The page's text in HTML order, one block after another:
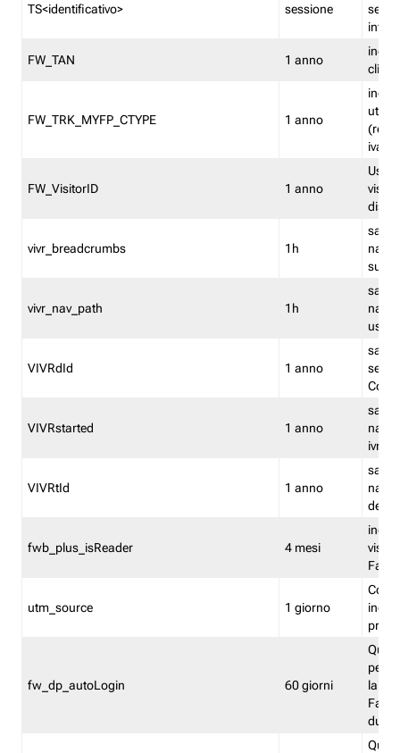
TS<identificativo> sessione
FW_TAN 1 anno
FW_TRK_MYFP_CTYPE 1 anno
iva/
FW_VisitorID 1 anno
vivr_breadcrumbs 1h
salva
su
vivr_nav_path 1h
salva
VIVRdId 1 anno
salva
Convy
VIVRstarted 1 anno
salva
ivr
VIVRtId 1 anno
salva
del
fwb_plus_isReader 4 mesi
utm_source 1 giorno
fw_dp_autoLogin 60 giorni
la